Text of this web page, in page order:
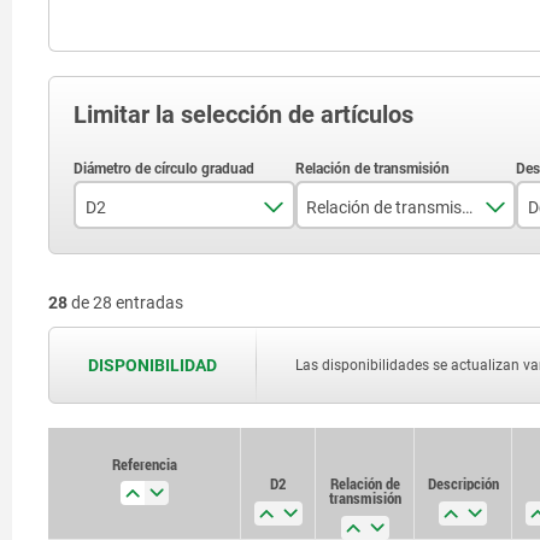
Limitar la selección de artículos
D2
20,02
20,6
21,9
Relación de transmisión
2,25:1
4,5:1
9:1
28de 28 entradas
DISPONIBILIDAD Las disponibilidades se actualizan
Referencia
D2
Relación de
transmisión
Descripción
Referencia
D2
Relación de
transmisión
Descripción